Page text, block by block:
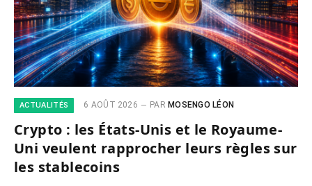
ACTUALITÉS 6 AOÛT 2026 PAR MOSENGO LÉON
Crypto : les États-Unis et le Royaume-
Uni veulent rapprocher leurs règles sur
les stablecoins